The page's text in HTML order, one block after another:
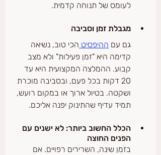
לעומס של תנוחה קדמית.
מגבלת זמן וסביבה
גם עם ההיפסיט הכי טוב, נשיאה
קדימה היא "זמן פעילות" ולא מצב
קבוע. ההמלצה המקצועית היא עד
20 דקות בכל פעם, ובסביבה מוכרת
ושקטה. בטיול ארוך או במקום רועש,
תמיד עדיף שהתינוק יפנה אליכם.
הכלל החשוב ביותר: לא ישנים עם
הפנים החוצה
בזמן שינה, השרירים רפויים. אם